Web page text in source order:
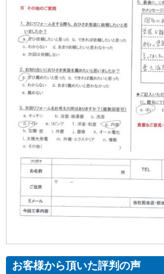
お客様から頂いた評判の声